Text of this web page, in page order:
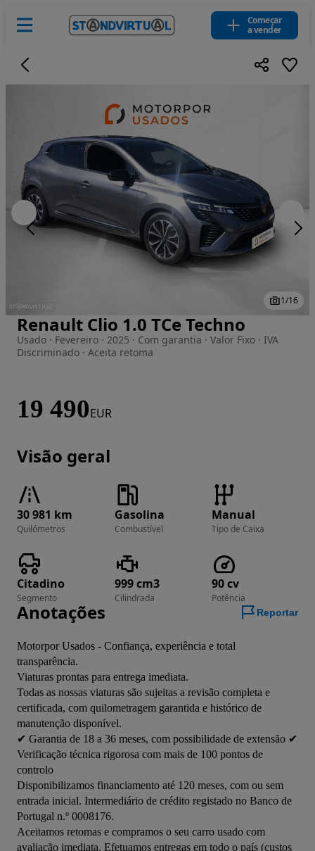
Começar
a vender
Imagem 1 de 16
1/16
Renault Clio 1.0 TCe Techno
Usado · Fevereiro · 2025 · Com garantia · Valor Fixo · IVA
Discriminado · Aceita retoma
19 490EUR
Visão geral
30 981 km
Quilómetros
Gasolina
Combustível
Manual
Tipo de Caixa
Citadino
Segmento
999 cm3
Cilindrada
90 cv
Potência
Anotações Reportar
Motorpor Usados - Confiança, experiência e total
transparência.
Viaturas prontas para entrega imediata.
Todas as nossas viaturas são sujeitas a revisão completa e
certificada, com quilometragem garantida e histórico de
manutenção disponível.
✔ Garantia de 18 a 36 meses, com possibilidade de extensão ✔
Verificação técnica rigorosa com mais de 100 pontos de
controlo
Disponibilizamos financiamento até 120 meses, com ou sem
entrada inicial. Intermediário de crédito registado no Banco de
Portugal n.º 0008176.
Aceitamos retomas e compramos o seu carro usado com
avaliação imediata. Efetuamos entregas em todo o país (custos